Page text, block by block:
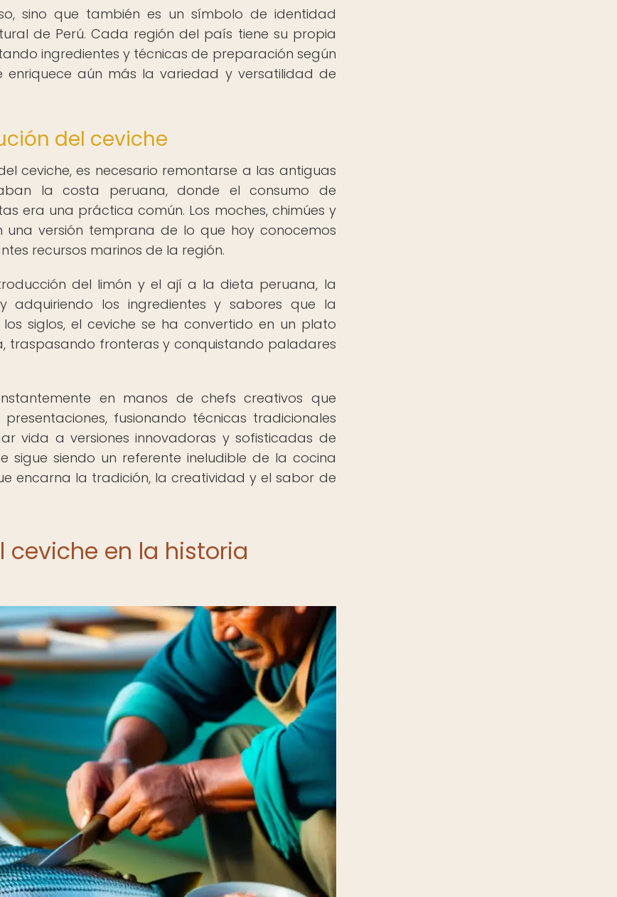
sino que también es un símbolo de identidad
de Perú. Cada región del país tiene su propia
ingredientes y técnicas de preparación según
enriquece aún más la variedad y versatilidad de
del ceviche
ceviche, es necesario remontarse a las antiguas
la costa peruana, donde el consumo de
era una práctica común. Los moches, chimúes y
versión temprana de lo que hoy conocemos
recursos marinos de la región.
del limón y el ají a la dieta peruana, la
adquiriendo los ingredientes y sabores que la
siglos, el ceviche se ha convertido en un plato
traspasando fronteras y conquistando paladares
en manos de chefs creativos que
fusionando técnicas tradicionales
vida a versiones innovadoras y sofisticadas de
sigue siendo un referente ineludible de la cocina
encarna la tradición, la creatividad y el sabor de
ceviche en la historia